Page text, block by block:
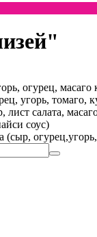
огурец, масаго
угорь, томаго,
салата,
соус)